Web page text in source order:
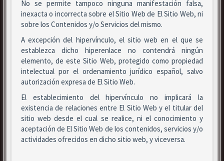
No se permite tampoco ninguna manifestación falsa,
inexacta o incorrecta sobre el Sitio Web de El Sitio Web, ni
sobre los Contenidos y/o Servicios del mismo.
A excepción del hipervínculo, el sitio web en el que se
establezca dicho hiperenlace no contendrá ningún
elemento, de este Sitio Web, protegido como propiedad
intelectual por el ordenamiento jurídico español, salvo
autorización expresa de El Sitio Web.
El establecimiento del hipervínculo no implicará la
existencia de relaciones entre El Sitio Web y el titular del
sitio web desde el cual se realice, ni el conocimiento y
aceptación de El Sitio Web de los contenidos, servicios y/o
actividades ofrecidos en dicho sitio web, y viceversa.